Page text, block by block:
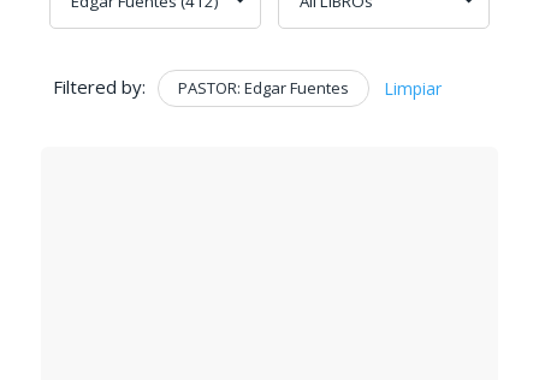
Filtered by: PASTOR: Edgar Fuentes Limpiar